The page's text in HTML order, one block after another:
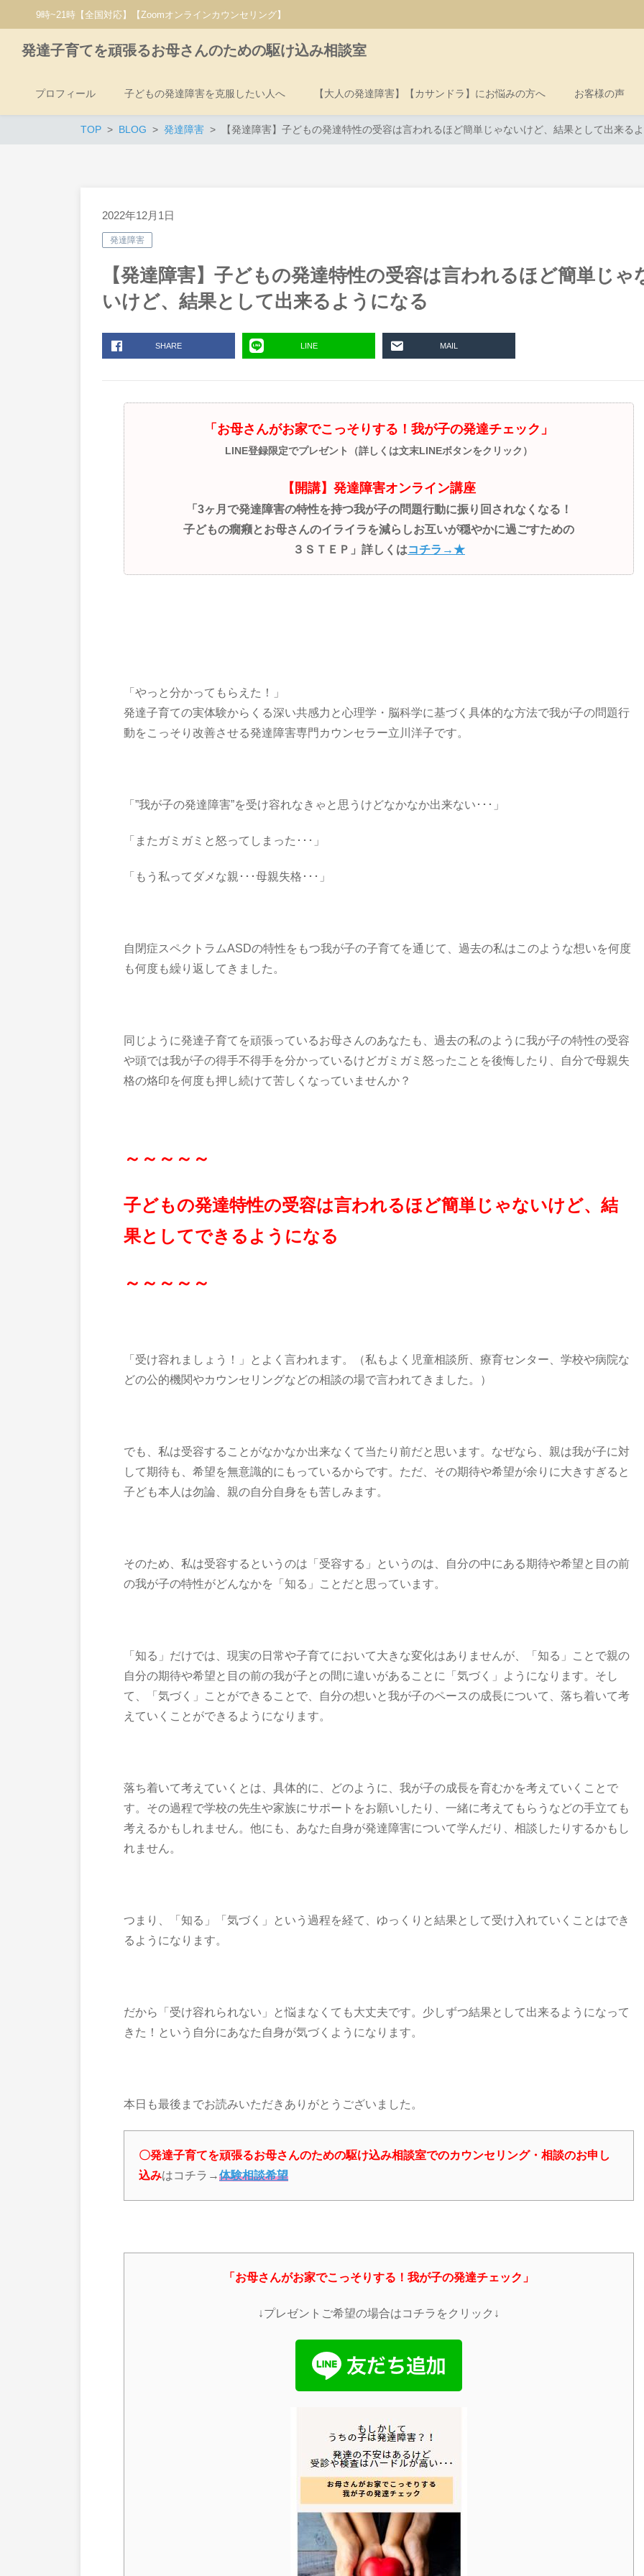
9時~21時【全国対応】【Zoomオンラインカウンセリング】
発達子育てを頑張るお母さんのための駆け込み相談室
プロフィール 子どもの発達障害を克服したい人へ 【大人の発達障害】【カサンドラ】にお悩みの方へ お客様の声
TOP BLOG 発達障害 【発達障害】子どもの発達特性の受容は言われるほど簡単じゃないけど、結果として出来る
2022年12月1日
発達障害
【発達障害】子どもの発達特性の受容は言われるほど簡単じゃ
いけど、結果として出来るようになる
SHARE LINE MAIL
「お母さんがお家でこっそりする！我が子の発達チェック」
LINE登録限定でプレゼント（詳しくは文末LINEボタンをクリック）
【開講】発達障害オンライン講座
「3ヶ月で発達障害の特性を持つ我が子の問題行動に振り回されなくなる！
子どもの癇癪とお母さんのイライラを減らしお互いが穏やかに過ごすための
３ＳＴＥＰ」詳しくはコチラ→★
「やっと分かってもらえた！」
発達子育ての実体験からくる深い共感力と心理学・脳科学に基づく具体的な方法で我が子の問題行
動をこっそり改善させる発達障害専門カウンセラー立川洋子です。
「”我が子の発達障害”を受け容れなきゃと思うけどなかなか出来ない･･･」
「またガミガミと怒ってしまった･･･」
「もう私ってダメな親･･･母親失格･･･」
自閉症スペクトラムASDの特性をもつ我が子の子育てを通じて、過去の私はこのような想いを何度
も何度も繰り返してきました。
同じように発達子育てを頑張っているお母さんのあなたも、過去の私のように我が子の特性の受容
や頭では我が子の得手不得手を分かっているけどガミガミ怒ったことを後悔したり、自分で母親失
格の烙印を何度も押し続けて苦しくなっていませんか？
～～～～～
子どもの発達特性の受容は言われるほど簡単じゃないけど、結
果としてできるようになる
～～～～～
「受け容れましょう！」とよく言われます。（私もよく児童相談所、療育センター、学校や病院な
どの公的機関やカウンセリングなどの相談の場で言われてきました。）
でも、私は受容することがなかなか出来なくて当たり前だと思います。なぜなら、親は我が子に対
して期待も、希望を無意識的にもっているからです。ただ、その期待や希望が余りに大きすぎると
子ども本人は勿論、親の自分自身をも苦しみます。
そのため、私は受容するというのは「受容する」というのは、自分の中にある期待や希望と目の前
の我が子の特性がどんなかを「知る」ことだと思っています。
「知る」だけでは、現実の日常や子育てにおいて大きな変化はありませんが、「知る」ことで親の
自分の期待や希望と目の前の我が子との間に違いがあることに「気づく」ようになります。そし
て、「気づく」ことができることで、自分の想いと我が子のペースの成長について、落ち着いて考
えていくことができるようになります。
落ち着いて考えていくとは、具体的に、どのように、我が子の成長を育むかを考えていくことで
す。その過程で学校の先生や家族にサポートをお願いしたり、一緒に考えてもらうなどの手立ても
考えるかもしれません。他にも、あなた自身が発達障害について学んだり、相談したりするかもし
れません。
つまり、「知る」「気づく」という過程を経て、ゆっくりと結果として受け入れていくことはでき
るようになります。
だから「受け容れられない」と悩まなくても大丈夫です。少しずつ結果として出来るようになって
きた！という自分にあなた自身が気づくようになります。
本日も最後までお読みいただきありがとうございました。
〇発達子育てを頑張るお母さんのための駆け込み相談室でのカウンセリング・相談のお申し
込みはコチラ→体験相談希望
「お母さんがお家でこっそりする！我が子の発達チェック」
↓プレゼントご希望の場合はコチラをクリック↓